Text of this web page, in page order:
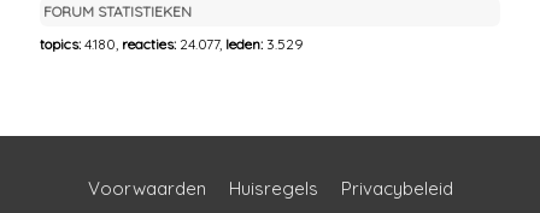
FORUM STATISTIEKEN
topics:4.180, reacties: 24.077, leden: 3.529
Voorwaarden Huisregels
Privacybeleid